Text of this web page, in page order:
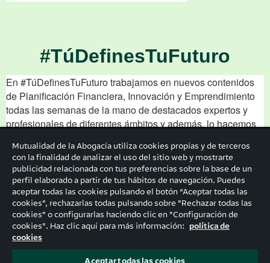
Mutualidad de la Abogacía utiliza cookies propias y de terceros
con la finalidad de analizar el uso del sitio web y mostrarte
publicidad relacionada con tus preferencias sobre la base de un
perfil elaborado a partir de tus hábitos de navegación. Puedes
aceptar todas las cookies pulsando el botón “Aceptar todas las
cookies”, rechazarlas todas pulsando sobre "Rechazar todas las
cookies" o configurarlas haciendo clic en "Configuración de
cookies". Haz clic aquí para más información: política de
cookies
Aceptar todas las cookies